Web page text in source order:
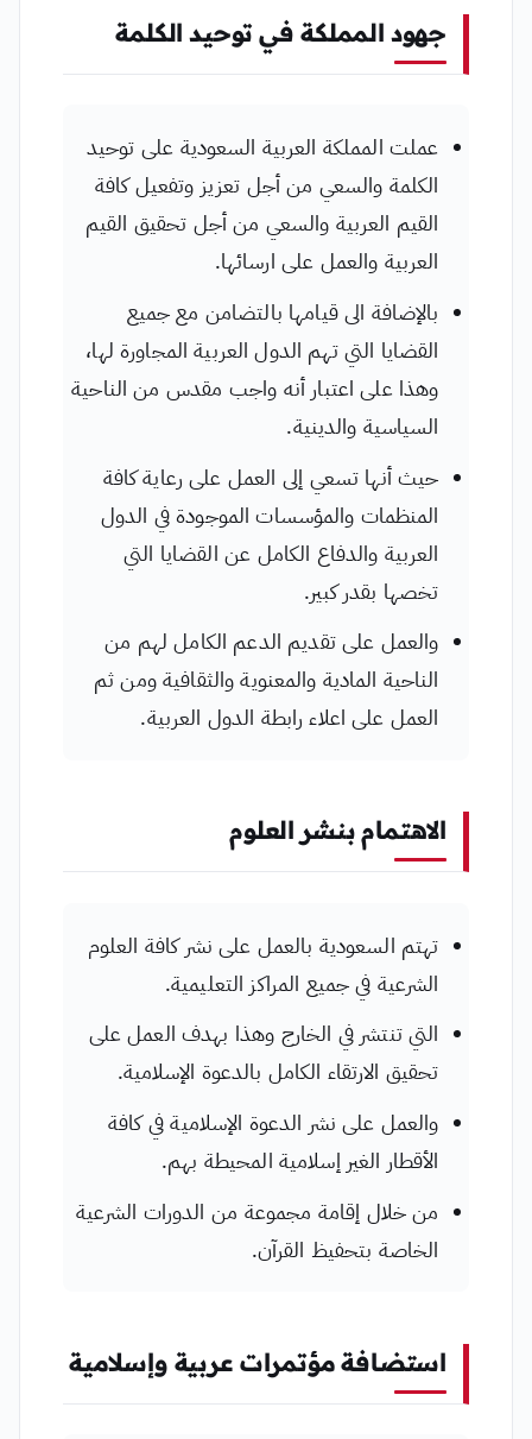
جهود المملكة في توحيد الكلمة
عملت المملكة العربية السعودية على توحيد
الكلمة والسعي من أجل تعزيز وتفعيل كافة
القيم العربية والسعي من أجل تحقيق القيم
العربية والعمل على ارسائها.
بالإضافة الى قيامها بالتضامن مع جميع
القضايا التي تهم الدول العربية المجاورة لها،
وهذا على اعتبار أنه واجب مقدس من الناحية
السياسية والدينية.
حيث أنها تسعي إلى العمل على رعاية كافة
المنظمات والمؤسسات الموجودة في الدول
العربية والدفاع الكامل عن القضايا التي
تخصها بقدر كبير.
والعمل على تقديم الدعم الكامل لهم من
الناحية المادية والمعنوية والثقافية ومن ثم
العمل على اعلاء رابطة الدول العربية.
الاهتمام بنشر العلوم
تهتم السعودية بالعمل على نشر كافة العلوم
الشرعية في جميع المراكز التعليمية.
التي تنتشر في الخارج وهذا بهدف العمل على
تحقيق الارتقاء الكامل بالدعوة الإسلامية.
والعمل على نشر الدعوة الإسلامية في كافة
الأقطار الغير إسلامية المحيطة بهم.
من خلال إقامة مجموعة من الدورات الشرعية
الخاصة بتحفيظ القرآن.
استضافة مؤتمرات عربية وإسلامية